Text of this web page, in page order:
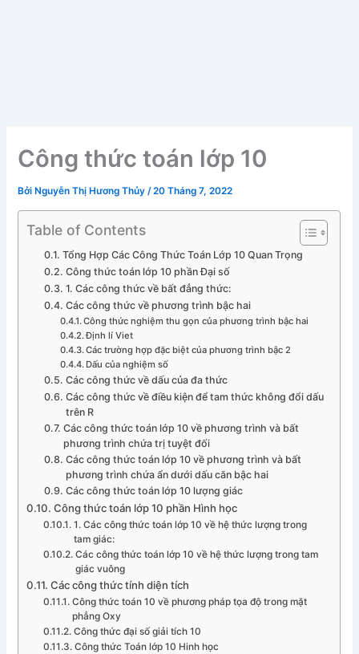
Công thức toán lớp 10
Bởi Nguyễn Thị Hương Thủy/20 Tháng 7, 2022
Table of Contents
Tổng Hợp Các Công Thức Toán Lớp 10 Quan Trọng
Công thức toán lớp 10 phần Đại số
1. Các công thức về bất đẳng thức:
Các công thức về phương trình bậc hai
Công thức nghiệm thu gọn của phương trình bậc hai
Định lí Viet
Các trường hợp đặc biệt của phương trình bậc 2
Dấu của nghiệm số
Các công thức về dấu của đa thức
Các công thức về điều kiện để tam thức không đổi dấu
trên R
Các công thức toán lớp 10 về phương trình và bất
phương trình chứa trị tuyệt đối
Các công thức toán lớp 10 về phương trình và bất
phương trình chứa ẩn dưới dấu căn bậc hai
Các công thức toán lớp 10 lượng giác
Công thức toán lớp 10 phần Hình học
1. Các công thức toán lớp 10 về hệ thức lượng trong
tam giác:
Các công thức toán lớp 10 về hệ thức lượng trong tam
giác vuông
Các công thức tính diện tích
Công thức toán 10 về phương pháp tọa độ trong mặt
phẳng Oxy
Công thức đại số giải tích 10
Công thức Toán lớp 10 Hinh học